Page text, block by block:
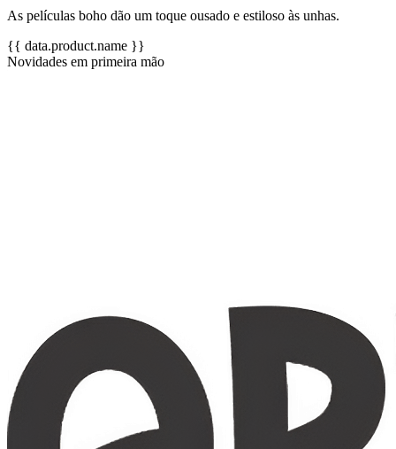
As películas boho dão um toque ousado e estiloso às unhas.
{{ data.product.name }}
Novidades em primeira mão